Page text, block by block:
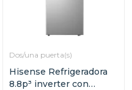
Dos/una puerta(s)
Hisense Refrigeradora
8.8p³ inverter con